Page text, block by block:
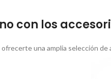
con los
ofrecerte una amplia selección